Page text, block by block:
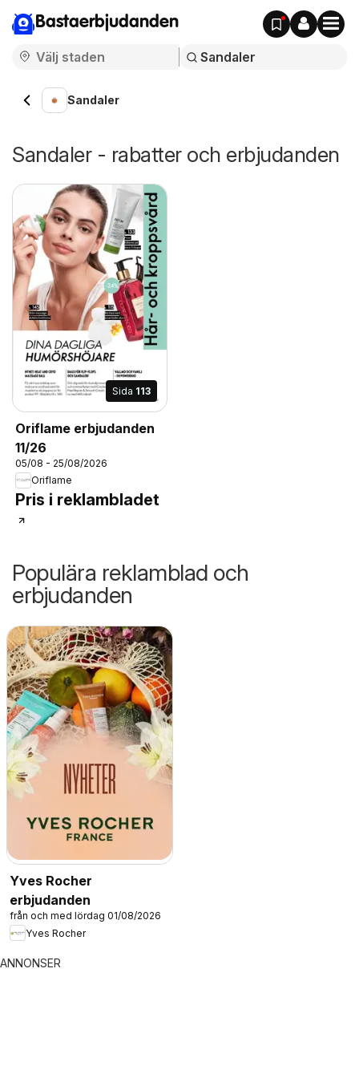
Bastaerbjudanden
Sandaler
Sandaler - rabatter och erbjudanden
Sida 113
Oriflame erbjudanden
11/26
05/08 - 25/08/2026
Oriflame
Pris i reklambladet
Populära reklamblad och
erbjudanden
Yves Rocher
erbjudanden
från och med lördag 01/08/2026
Yves Rocher
ANNONSER